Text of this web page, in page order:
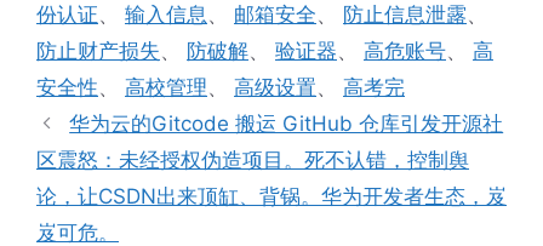
份认证、 输入信息 、 邮箱安全、 防止信息泄露、
防止财产损失、 防破解、 验证器、 高危账号、 高
安全性、 高校管理、 高级设置、 高考完
华为云的Gitcode 搬运 GitHub 仓库引发开源社
区震怒：未经授权伪造项目。死不认错，控制舆
论，让CSDN出来顶缸、背锅。华为开发者生态，岌
岌可危。